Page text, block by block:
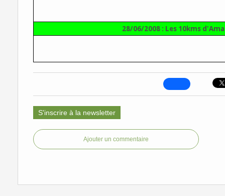
28/06/2008 : Les 10kms
S'inscrire à la newsletter
Ajouter un commentaire